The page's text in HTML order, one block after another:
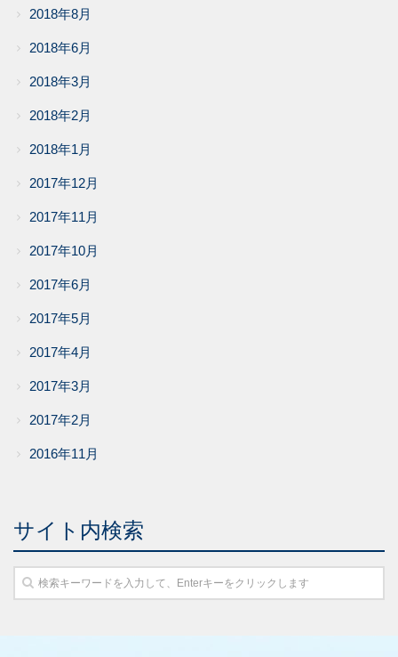
2018年8月
2018年6月
2018年3月
2018年2月
2018年1月
2017年12月
2017年11月
2017年10月
2017年6月
2017年5月
2017年4月
2017年3月
2017年2月
2016年11月
サイト内検索